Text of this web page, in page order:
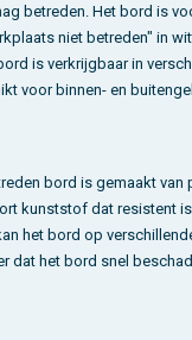
betreden. Het bord is
niet betreden" in
is verkrijgbaar in
voor binnen- en
bord is gemaakt van
kunststof dat resistent
het bord op
dat het bord snel